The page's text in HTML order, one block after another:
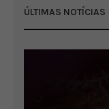
ÚLTIMAS NOTÍCIAS